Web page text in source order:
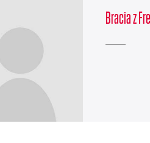
Bracia z